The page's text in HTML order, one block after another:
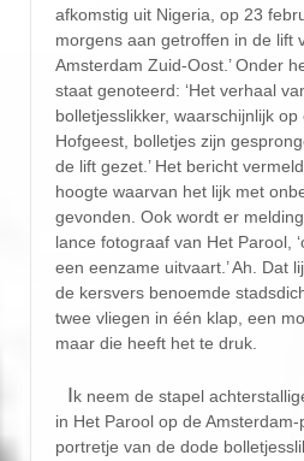
afkomstig uit Nigeria, op 23
morgens aan getroffen in de lift
Amsterdam Zuid-Oost.’ Onder
staat genoteerd: ‘Het verhaal
bolletjesslikker, waarschijnlijk
Hofgeest, bolletjes zijn
de lift gezet.’ Het bericht
hoogte waarvan het lijk met
gevonden. Ook wordt er
lance fotograaf van Het Parool,
een eenzame uitvaart.’ Ah. Dat
de kersvers benoemde
twee vliegen in één klap, een
maar die heeft het te druk.
Ik neem de stapel
in Het Parool op de
portretje van de dode